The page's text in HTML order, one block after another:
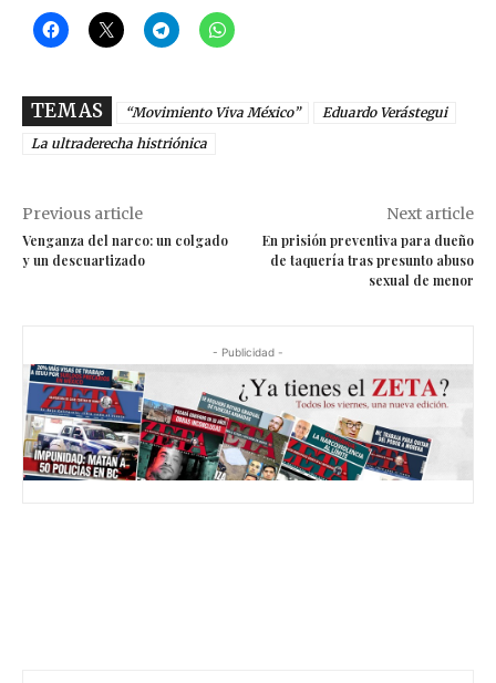
TEMAS “Movimiento Viva México”
Eduardo Verástegui
La ultraderecha histriónica
Previous article
Venganza del narco: un colgado
y un descuartizado
Next article
En prisión preventiva para dueño
de taquería tras presunto abuso
sexual de menor
- Publicidad -